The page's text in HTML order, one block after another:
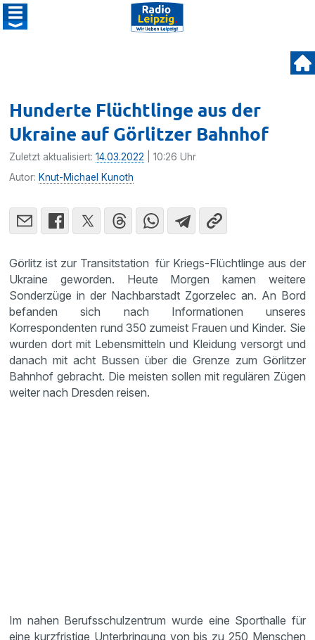
Hunderte Flüchtlinge aus der
Ukraine auf Görlitzer Bahnhof
Zuletzt aktualisiert:14.03.2022 | 10:26 Uhr
Autor: Knut-Michael Kunoth
Görlitz ist zur Transitstation für Kriegs-Flüchtlinge aus der
Ukraine geworden. Heute Morgen kamen weitere
Sonderzüge in der Nachbarstadt Zgorzelec an. An Bord
befanden sich nach Informationen unseres
Korrespondenten rund 350 zumeist Frauen und Kinder. Sie
wurden dort mit Lebensmitteln und Kleidung versorgt und
danach mit acht Bussen über die Grenze zum Görlitzer
Bahnhof gebracht. Die meisten sollen mit regulären Zügen
weiter nach Dresden reisen.
Im nahen Berufsschulzentrum wurde eine Sporthalle für
eine kurzfristige Unterbringung von bis zu 250 Menschen